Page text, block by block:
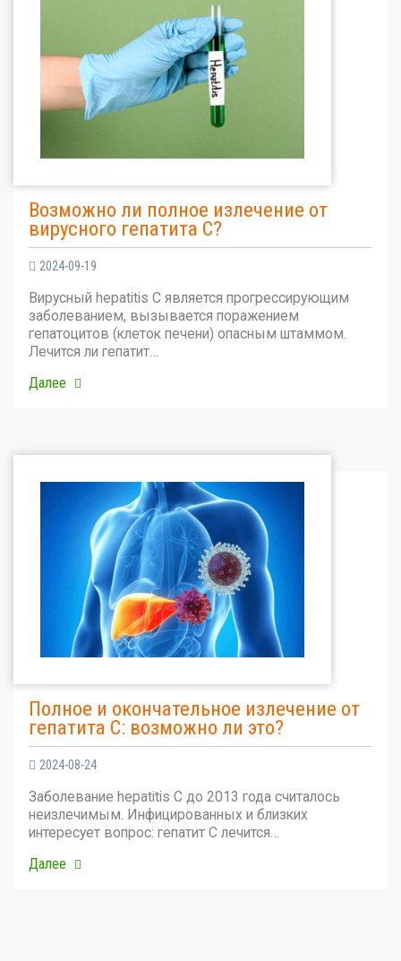
Возможно ли полное излечение от
вирусного гепатита С?
2024-09-19
Вирусный hepatitis C является прогрессирующим
заболеванием, вызывается поражением
гепатоцитов (клеток печени) опасным штаммом.
Лечится ли гепатит…
Далее
Полное и окончательное излечение от
гепатита С: возможно ли это?
2024-08-24
Заболевание hepatitis C до 2013 года считалось
неизлечимым. Инфицированных и близких
интересует вопрос: гепатит С лечится…
Далее